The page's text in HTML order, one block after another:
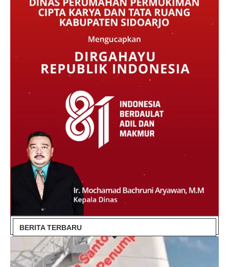
BERITA TERBARU